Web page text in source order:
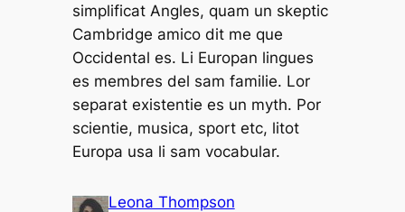
simplificat Angles, quam un skeptic
Cambridge amico dit me que
Occidental es. Li Europan lingues
es membres del sam familie. Lor
separat existentie es un myth. Por
scientie, musica, sport etc, litot
Europa usa li sam vocabular.
Leona Thompson